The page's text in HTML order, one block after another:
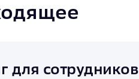
для сотрудников